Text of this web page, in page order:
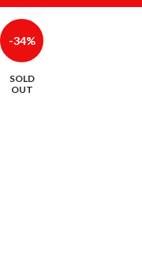
-34%
SOLD
OUT